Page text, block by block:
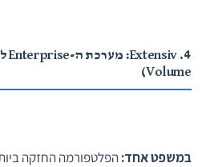
Volume)
במשפט אחד:הפלטפורמה החזקה